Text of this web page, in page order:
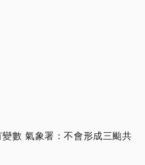
數 氣象署：不會形成三颱共